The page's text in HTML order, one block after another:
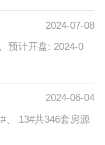
2024-07-08
预计开盘: 2024-0
2024-06-04
、 13#共346套房源